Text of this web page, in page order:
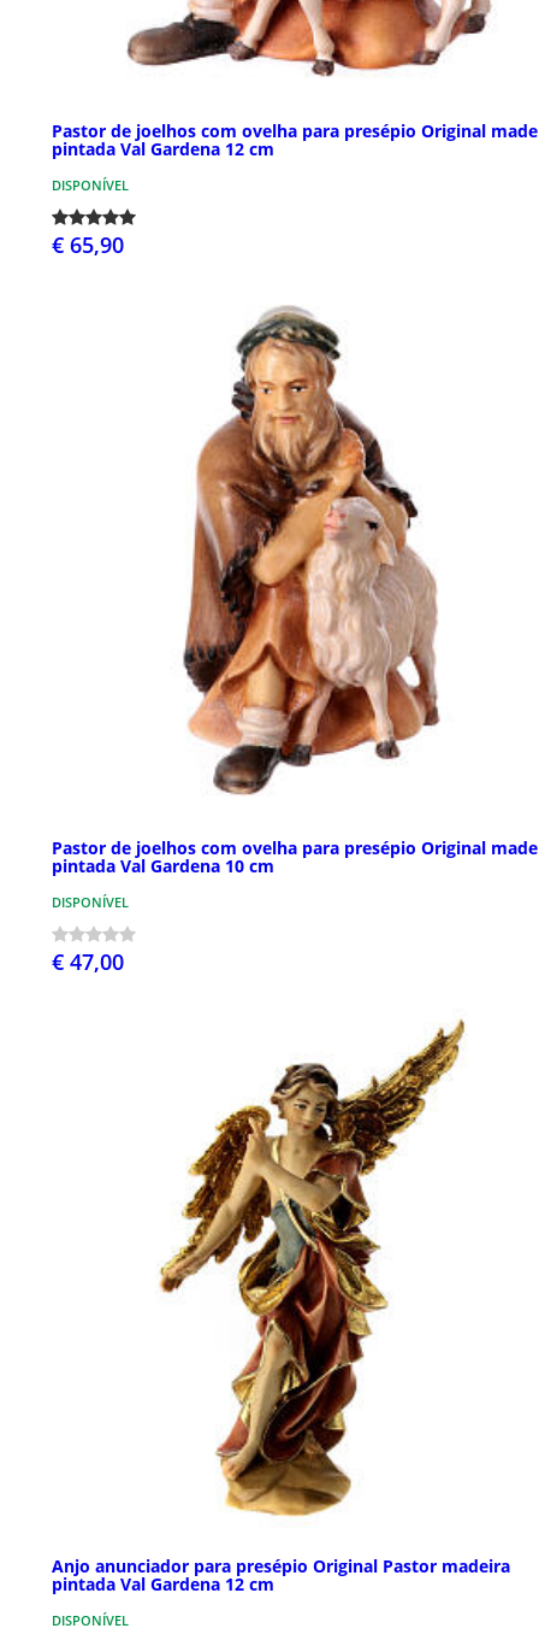
Pastor de joelhos com ovelha para presépio Original
pintada Val Gardena 12 cm
DISPONÍVEL
€ 65,90
Pastor de joelhos com ovelha para presépio Original
pintada Val Gardena 10 cm
DISPONÍVEL
€ 47,00
Anjo anunciador para presépio Original Pastor madeira
pintada Val Gardena 12 cm
DISPONÍVEL